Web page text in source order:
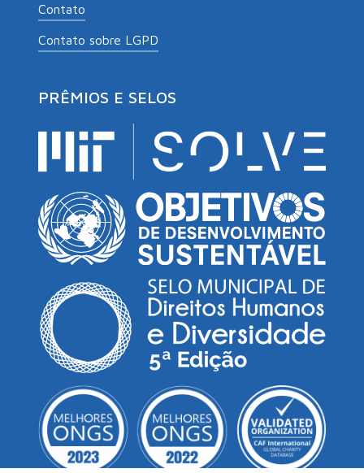
Contato
Contato sobre LGPD
PRÊMIOS E SELOS